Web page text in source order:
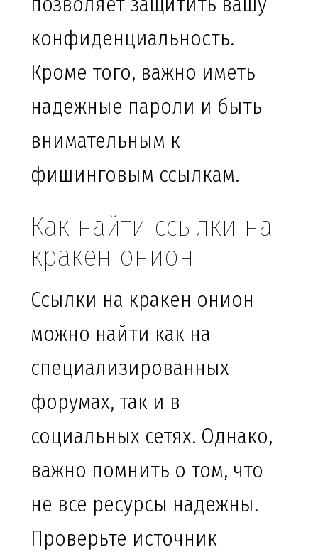
конфиденциальность.
Кроме того, важно иметь
надежные пароли и быть
внимательным к
фишинговым ссылкам.
Как найти ссылки на
кракен онион
Ссылки на кракен онион
можно найти как на
специализированных
форумах, так и в
социальных сетях. Однако,
важно помнить о том, что
не все ресурсы надежны.
Проверьте источник